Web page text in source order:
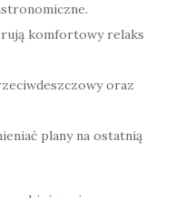
komfortowy relaks
oraz
plany na ostatnią